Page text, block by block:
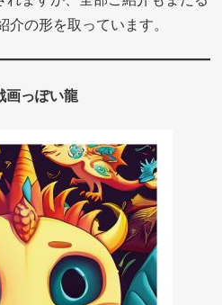
介の形を取っています。
画っぽい龍